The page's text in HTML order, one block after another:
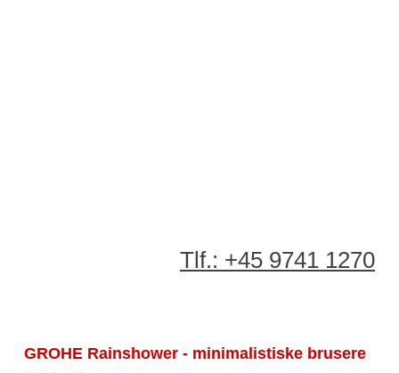
Tlf.: +45 9741 1270​
GROHE Rainshower - minimalistiske brusere